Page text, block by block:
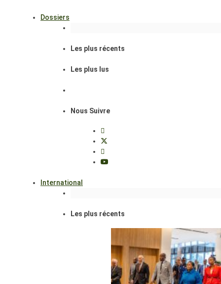
Dossiers
Les plus récents
Les plus lus
Nous Suivre
International
Les plus récents